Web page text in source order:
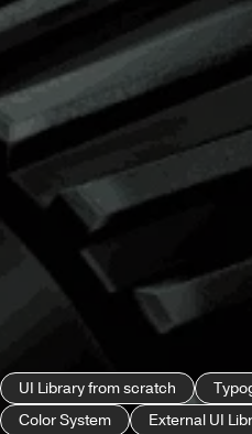
UI Library from scratch
Color System
External UI